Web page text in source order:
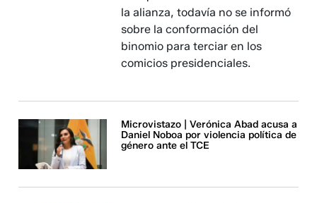
la alianza, todavía no se informó
sobre la conformación del
binomio para terciar en los
comicios presidenciales.
Microvistazo | Verónica Abad acusa a
Daniel Noboa por violencia política de
género ante el TCE